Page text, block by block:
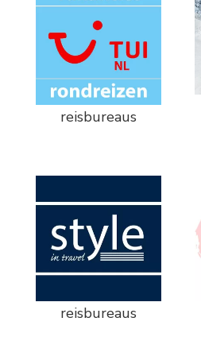
reisbureaus
reisbureaus